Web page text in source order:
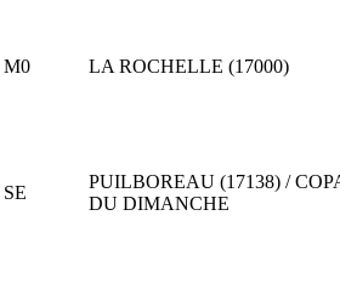
M0 LA ROCHELLE (17000)
SE
PUILBOREAU (17138) /
DU DIMANCHE